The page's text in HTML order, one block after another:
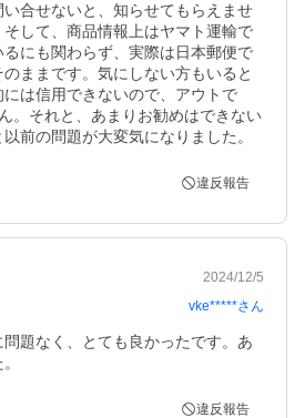
合せないと、知らせてもらえませ
して、商品情報上はヤマト運輸で
にも関わらず、実際は日本郵便で
ままです。気にしない方もいると
は信用できないので、アウトで
。それと、あまりお勧めはできない
前の問題が大変気になりました。
違反報告
2024/12/5
vke*****さん
題なく、とても良かったです。あ
違反報告